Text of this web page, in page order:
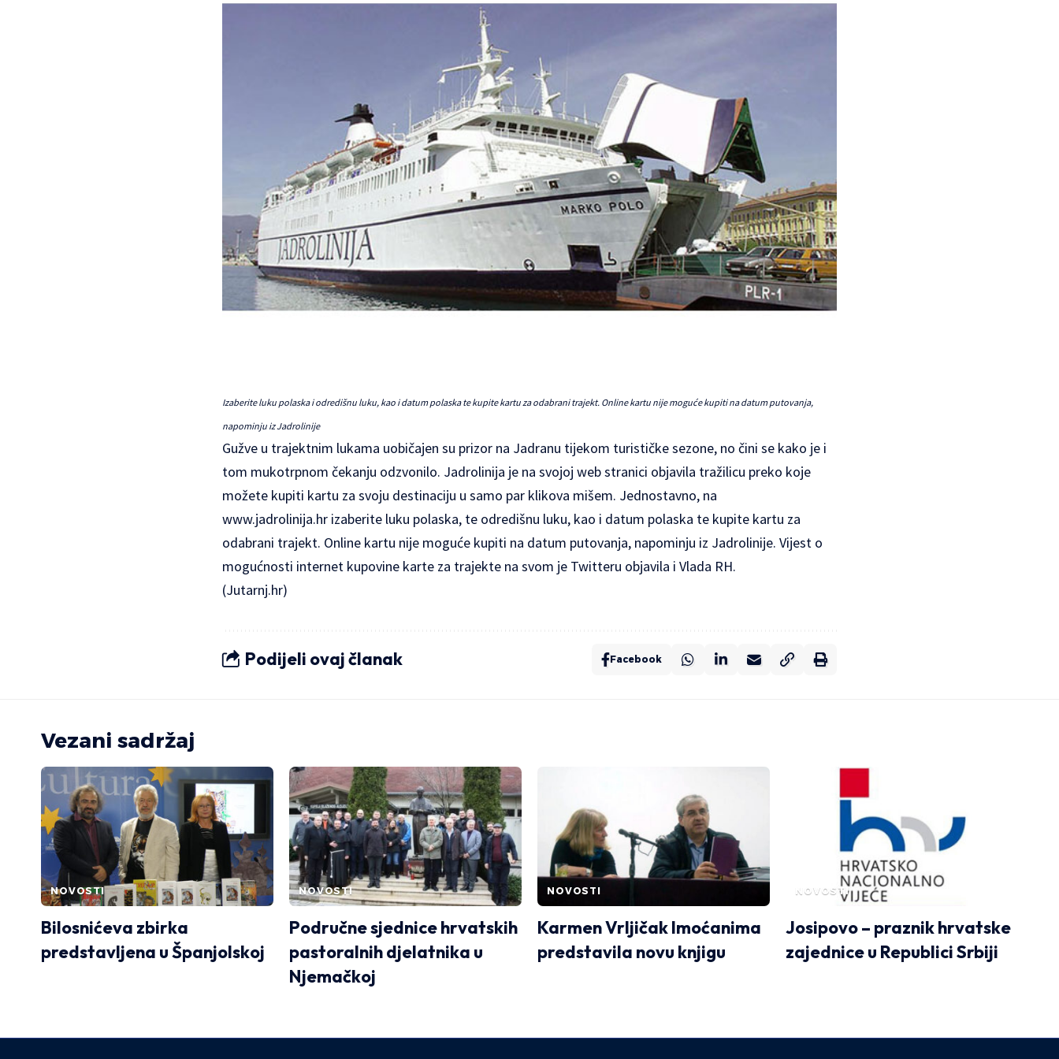
Izaberite luku polaska i odredišnu luku, kao i datum polaska te kupite kartu za odabrani trajekt. Online kartu nije moguće kupiti na datum putovanja,
napominju iz Jadrolinije
Gužve u trajektnim lukama uobičajen su prizor na Jadranu tijekom turističke sezone, no čini se kako je i
tom mukotrpnom čekanju odzvonilo. Jadrolinija je na svojoj web stranici objavila tražilicu preko koje
možete kupiti kartu za svoju destinaciju u samo par klikova mišem. Jednostavno, na
www.jadrolinija.hr izaberite luku polaska, te odredišnu luku, kao i datum polaska te kupite kartu za
odabrani trajekt. Online kartu nije moguće kupiti na datum putovanja, napominju iz Jadrolinije. Vijest o
mogućnosti internet kupovine karte za trajekte na svom je Twitteru objavila i Vlada RH.
(Jutarnj.hr)
Podijeli ovaj članak Facebook
Vezani sadržaj
NOVOSTI
Bilosnićeva zbirka
predstavljena u Španjolskoj
NOVOSTI
Područne sjednice hrvatskih
pastoralnih djelatnika u
Njemačkoj
NOVOSTI
Karmen Vrljičak Imoćanima
predstavila novu knjigu
NOVOSTI
Josipovo – praznik hrvatske
zajednice u Republici Srbiji